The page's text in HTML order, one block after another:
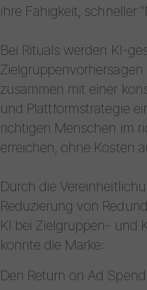
ihre Fähigkeit, schneller
Bei Rituals werden KI-
zusammen mit einer
und Plattformstrategie
richtigen Menschen im
erreichen, ohne Kosten
Durch die
Reduzierung von
KI bei Zielgruppen- und
konnte die Marke:
Den Return on Ad